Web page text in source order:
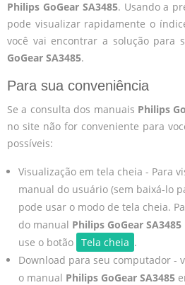
Philips GoGear SA3485. Usando a
pode visualizar rapidamente o
você vai encontrar a solução para
GoGear SA3485.
Para sua conveniência
Se a consulta dos manuais Philips
no site não for conveniente para
possíveis:
Visualização em tela cheia - Para
manual do usuário (sem baixá-lo
pode usar o modo de tela cheia.
do manual Philips GoGear SA3485
use o botão Tela cheia .
Download para seu computador -
o manual Philips GoGear SA3485